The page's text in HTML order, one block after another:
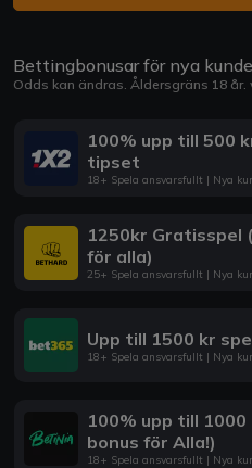
Bettingbonusar för nya
Odds kan ändras. Åldersgräns 18 år.
100% upp till 500
tipset
18+ Spela ansvarsfullt | Nya
1250kr Gratisspel
för alla)
25+ Spela ansvarsfullt | Nya
Upp till 1500 kr
18+ Spela ansvarsfullt | Nya
100% upp till 1000
bonus för Alla!)
18+ Spela ansvarsfullt | Nya